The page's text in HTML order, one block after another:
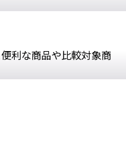
利な商品や比較対象商